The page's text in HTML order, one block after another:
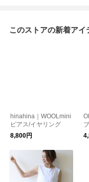
このストアの新着アイ
hinahina｜WOOLmini
ピアス/イヤリング
8,800円